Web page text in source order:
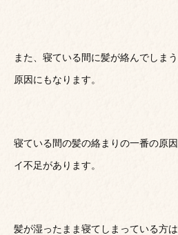
また、寝ている間に髪が絡んでしま
原因にもなります。
寝ている間の髪の絡まりの一番の原
イ不足があります。
髪が湿ったまま寝てしまっている方